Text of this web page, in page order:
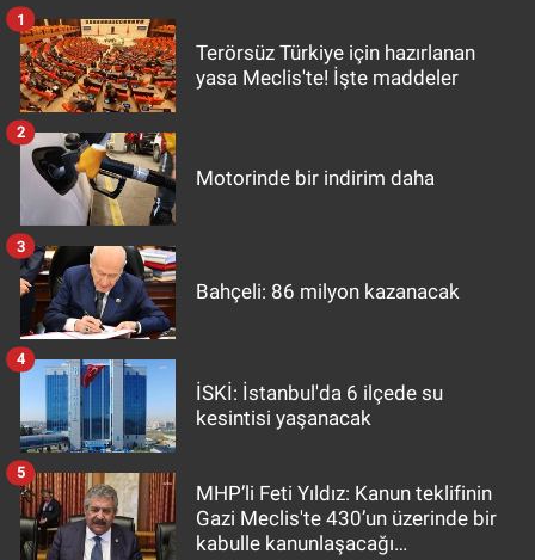
Terörsüz Türkiye için hazırlanan
yasa Meclis'te! İşte maddeler
1
Motorinde bir indirim daha
2
Bahçeli: 86 milyon kazanacak
3
İSKİ: İstanbul'da 6 ilçede su
kesintisi yaşanacak
4
MHP’li Feti Yıldız: Kanun teklifinin
Gazi Meclis'te 430’un üzerinde bir
kabulle kanunlaşacağı
5